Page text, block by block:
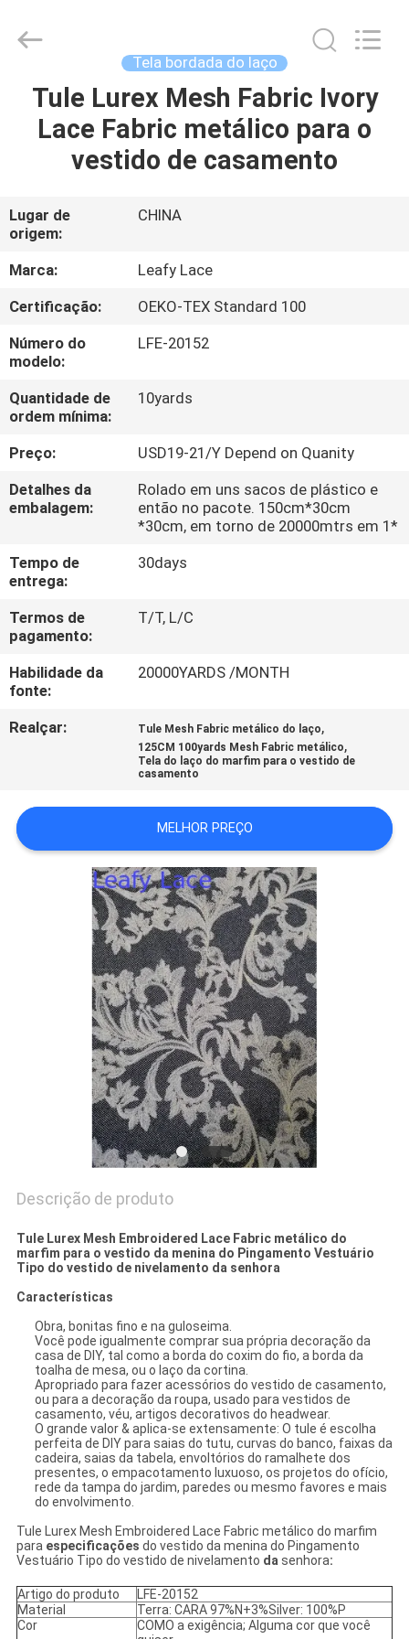
CASA
PRODUTOS
QUEM
SOMOS
FÁBRICA
CONTROLE
DE
QUALIDADE
FALE
CONOSCO
NOTÍCIAS
PEDIR UM
ORÇAMENTO
MAPA
POLÍTICA
PRIVACIDADE
Textiles
Reserved.
Tela bordada do laço
Tule Lurex Mesh Fabric Ivory
Lace Fabric metálico para o
vestido de casamento
Lugar de
origem:
CHINA
Marca:
Leafy Lace
Certificação:
OEKO-TEX Standard 100
Número do
modelo:
LFE-20152
Quantidade de
ordem mínima:
10yards
Preço:
USD19-21/Y Depend on Quanity
Detalhes da
embalagem:
Rolado em uns sacos de plástico e
então no pacote. 150cm*30cm
*30cm, em torno de 20000mtrs em 1*
Tempo de
entrega:
30days
Termos de
pagamento:
T/T, L/C
Habilidade da
fonte:
20000YARDS /MONTH
Realçar: Tule Mesh Fabric metálico do laço,
125CM 100yards Mesh Fabric metálico,
Tela do laço do marfim para o vestido de
casamento
MELHOR PREÇO
Descrição de produto
Tule Lurex Mesh Embroidered Lace Fabric metálico do
marfim para o vestido da menina do Pingamento Vestuário
Tipo do vestido de nivelamento da senhora
Características
Obra, bonitas fino e na guloseima.
Você pode igualmente comprar sua própria decoração da
casa de DIY, tal como a borda do coxim do fio, a borda da
toalha de mesa, ou o laço da cortina.
Apropriado para fazer acessórios do vestido de casamento,
ou para a decoração da roupa, usado para vestidos de
casamento, véu, artigos decorativos do headwear.
O grande valor & aplica-se extensamente: O tule é escolha
perfeita de DIY para saias do tutu, curvas do banco, faixas da
cadeira, saias da tabela, envoltórios do ramalhete dos
presentes, o empacotamento luxuoso, os projetos do ofício,
rede da tampa do jardim, paredes ou mesmo favores e mais
do envolvimento.
Tule Lurex Mesh Embroidered Lace Fabric metálico do marfim
para especificações do vestido da menina do Pingamento
Vestuário Tipo do vestido de nivelamento dasenhora:
Artigo do produto
LFE-20152
Material
Terra: CARA 97%N+3%Silver: 100%P
Cor
COMO a exigência; Alguma cor que você